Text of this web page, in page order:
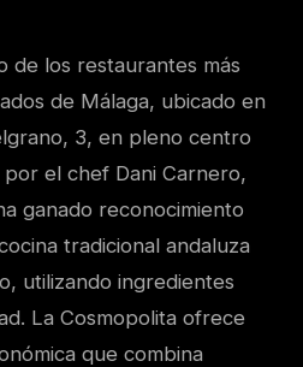
de los restaurantes más
de Málaga, ubicado en
3, en pleno centro
el chef Dani Carnero,
ganado reconocimiento
tradicional andaluza
utilizando ingredientes
La Cosmopolita ofrece
que combina